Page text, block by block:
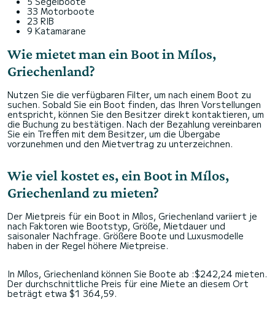
33 Motorboote
23 RIB
9 Katamarane
Wie mietet man ein Boot in Mílos,
Griechenland?
Nutzen Sie die verfügbaren Filter, um nach einem Boot zu
suchen. Sobald Sie ein Boot finden, das Ihren Vorstellungen
entspricht, können Sie den Besitzer direkt kontaktieren, um
die Buchung zu bestätigen. Nach der Bezahlung vereinbaren
Sie ein Treffen mit dem Besitzer, um die Übergabe
vorzunehmen und den Mietvertrag zu unterzeichnen.
Wie viel kostet es, ein Boot in Mílos,
Griechenland zu mieten?
Der Mietpreis für ein Boot in Mílos, Griechenland variiert je
nach Faktoren wie Bootstyp, Größe, Mietdauer und
saisonaler Nachfrage. Größere Boote und Luxusmodelle
haben in der Regel höhere Mietpreise.
In Mílos, Griechenland können Sie Boote ab :$242,24 mieten.
Der durchschnittliche Preis für eine Miete an diesem Ort
beträgt etwa $1 364,59.